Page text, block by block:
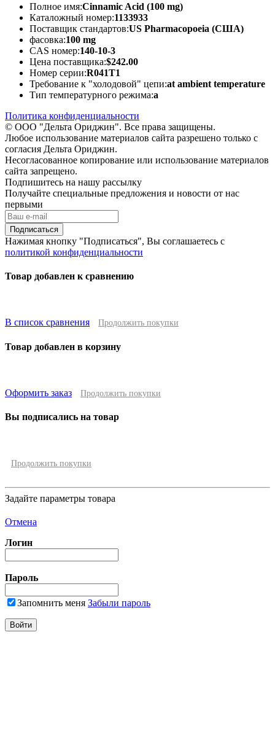
Полное имя:Cinnamic Acid (100 mg)
Каталожный номер:1133933
Поставщик стандартов:US Pharmacopoeia (США)
фасовка:100 mg
CAS номер:140-10-3
Цена поставщика:$242.00
Номер серии:R041T1
Требование к "холодовой" цепи:at ambient temperature
Тип температурного режима:a
Политика конфиденциальности
© ООО "Дельта Ориджин". Все права защищены.
Любое использование материалов сайта разрешено только с
согласия Дельта Ориджин.
Несогласованное копирование или использование материалов
сайта запрещено.
Подпишитесь на нашу рассылку
Получайте специальные предложения и новости от нас
первыми
Подписаться
Нажимая кнопку "Подписаться", Вы соглашаетесь с
политикой конфиденциальности
Товар добавлен к сравнению
В список сравнения Продолжить покупки
Товар добавлен в корзину
Оформить заказ Продолжить покупки
Вы подписались на товар
Продолжить покупки
Задайте параметры товара
Отмена
Логин
Пароль
Запомнить меня Забыли пароль